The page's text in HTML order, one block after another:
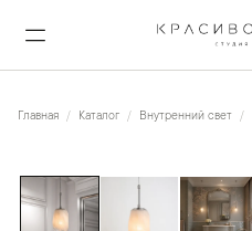
Главная Каталог Внутренний свет